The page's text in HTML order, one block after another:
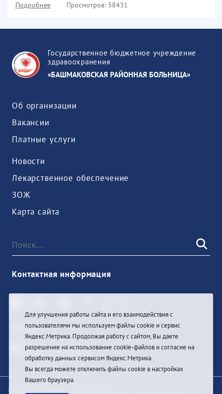
Подробнее Просмотров: 58431
Государственное бюджетное учреждение
здравоохранения
«БАШМАКОВСКАЯ РАЙОННАЯ БОЛЬНИЦА»
Об организации
Вакансии
Платные услуги
Новости
Лекарственное обеспечение
ЗОЖ
Карта сайта
Контактная информация
Войти
© При цитировании информации с сайта ссылка на
Для улучшения работы сайта и его взаимодействия с
пользователями мы используем файлы cookie и сервис
Яндекс.Метрика. Продолжая работу с сайтом, Вы даете
разрешение на использование cookie-файлов и согласие на
обработку данных сервисом Яндекс.Метрика.
Вы всегда можете отключить файлы cookie в настройках
Вашего браузера.